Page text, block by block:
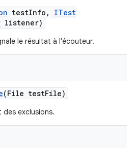
testInfo ,
ITest
listener)
le résultat à l'écouteur.
(File testFile)
exclusions.